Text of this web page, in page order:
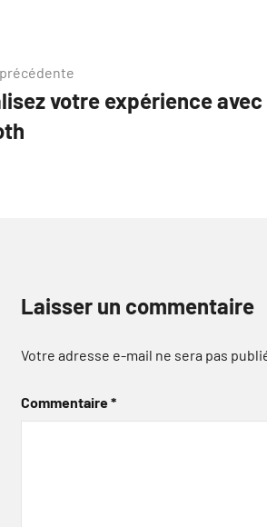
votre expérience
Laisser un commentaire
Votre adresse e-mail ne sera pas
Commentaire*